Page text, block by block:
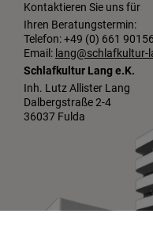
Kontaktieren Sie uns für
Ihren Beratungstermin:
Telefon: +49 (0) 661
Email: lang@schlafkultur-
Schlafkultur Lang e.K.
Inh. Lutz Allister Lang
Dalbergstraße 2-4
36037 Fulda